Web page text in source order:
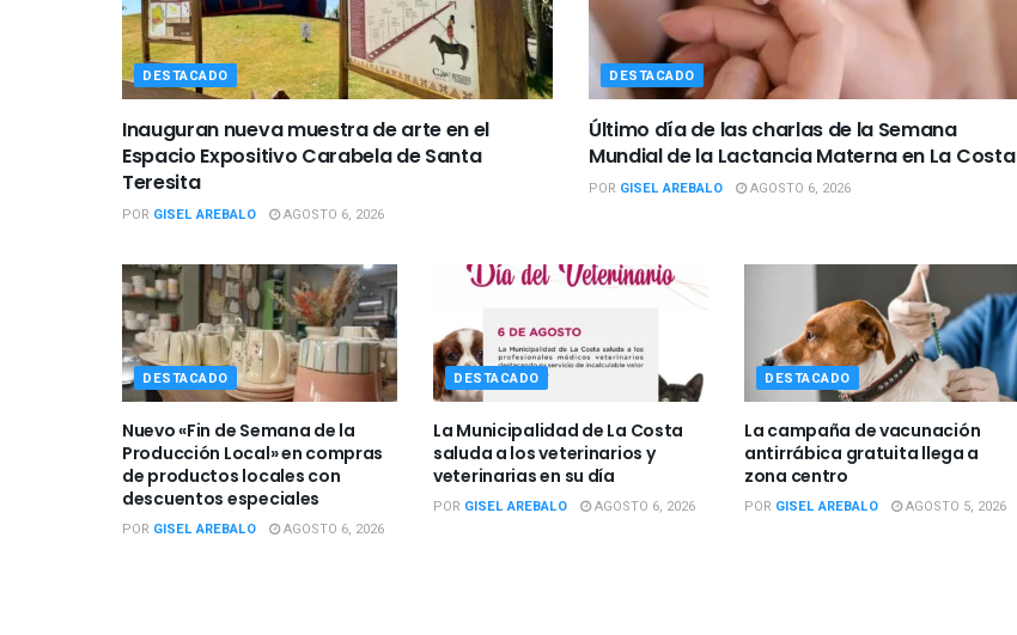
DESTACADO
Inauguran nueva muestra de arte en el
Espacio Expositivo Carabela de Santa
Teresita
POR GISEL AREBALO AGOSTO 6, 2026
DESTACADO
Último día de las charlas de la Semana
Mundial de la Lactancia Materna en La Costa
POR GISEL AREBALO AGOSTO 6, 2026
DESTACADO
Nuevo «Fin de Semana de la
Producción Local» en compras
de productos locales con
descuentos especiales
POR GISEL AREBALO AGOSTO 6, 2026
DESTACADO
La Municipalidad de La Costa
saluda a los veterinarios y
veterinarias en su día
POR GISEL AREBALO AGOSTO 6, 2026
DESTACADO
La campaña de vacunación
antirrábica gratuita llega a
zona centro
POR GISEL AREBALO AGOSTO 5, 2026